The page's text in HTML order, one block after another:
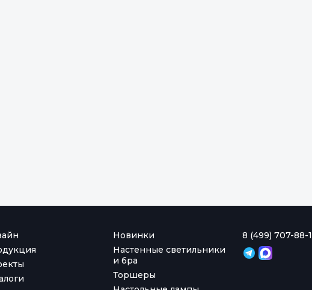
Новинки
Настенные светильники
и бра
Торшеры
8 (499) 707-88-